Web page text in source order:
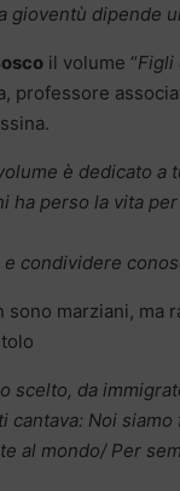
gioventù dipende
il volume “Figli
professore
è dedicato
perso la vita
condividere
marziani, ma
scelto, da
cantava: Noi siamo
al mondo/ Per